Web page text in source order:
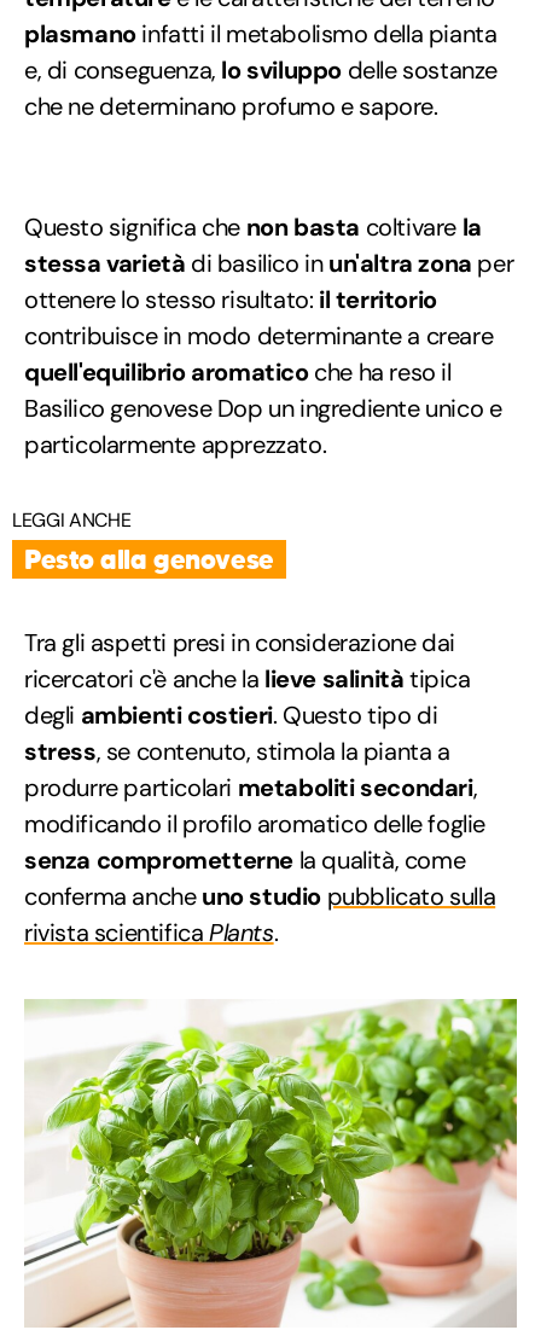
plasmanoinfatti il metabolismo della pianta
e, di conseguenza, lo sviluppo delle sostanze
che ne determinano profumo e sapore.
Questo significa che non basta coltivare la
stessa varietà di basilico inun'altra zona per
ottenere lo stesso risultato: il territorio
contribuisce in modo determinante a creare
quell'equilibrio aromaticoche ha reso il
Basilico genovese Dop un ingrediente unico e
particolarmente apprezzato.
LEGGI ANCHE
Pesto alla genovese
Tra gli aspetti presi in considerazione dai
ricercatori c'è anche la lieve salinitàtipica
degli ambienti costieri. Questo tipo di
stress, se contenuto, stimola la pianta a
produrre particolari metaboliti secondari,
modificando il profilo aromatico delle foglie
senza comprometterne la qualità, come
conferma ancheuno studio pubblicato sulla
rivista scientificaPlants.